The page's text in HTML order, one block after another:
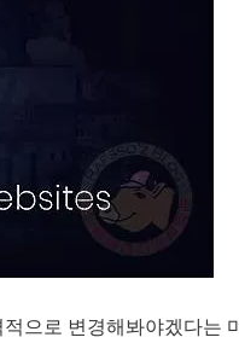
으로 변경해봐야겠다는